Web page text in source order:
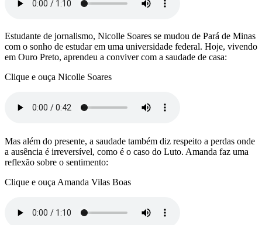
Estudante de jornalismo, Nicolle Soares se mudou de Pará de Minas
com o sonho de estudar em uma universidade federal. Hoje, vivendo
em Ouro Preto, aprendeu a conviver com a saudade de casa:
Clique e ouça Nicolle Soares
Mas além do presente, a saudade também diz respeito a perdas onde
a ausência é irreversível, como é o caso do Luto. Amanda faz uma
reflexão sobre o sentimento:
Clique e ouça Amanda Vilas Boas